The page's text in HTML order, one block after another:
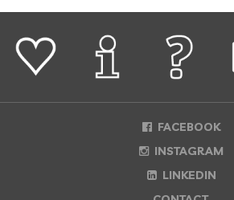
FACEBOOK
INSTAGRAM
LINKEDIN